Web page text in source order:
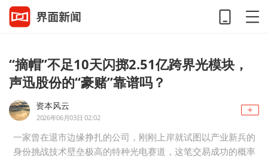
“摘帽”不足10天闪掷2.51亿跨界光模块，
声迅股份的“豪赌”靠谱吗？
资本风云
2026年06月03日 02:02
一家曾在退市边缘挣扎的公司，刚刚上岸就试图以产业新兵的
身份挑战技术壁垒极高的特种光电赛道，这笔交易成功的概率